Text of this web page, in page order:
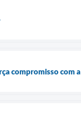
compromisso com a